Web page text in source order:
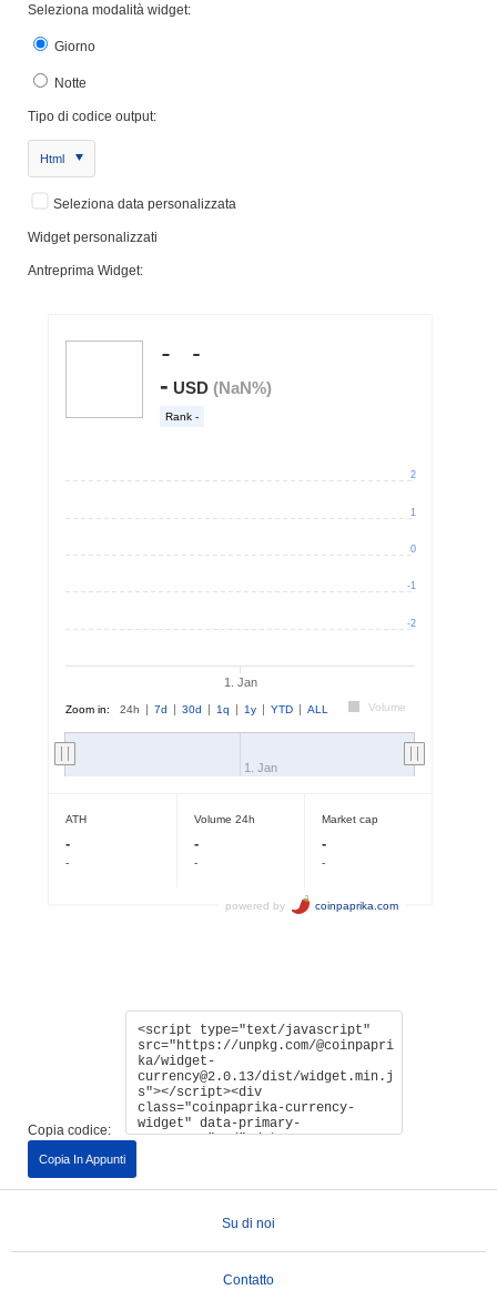
Seleziona modalità widget:
Giorno
Notte
Tipo di codice output:
Html
Seleziona data personalizzata
Widget personalizzati
Antreprima Widget:
Copia codice:
Copia In Appunti
Su di noi
Contatto